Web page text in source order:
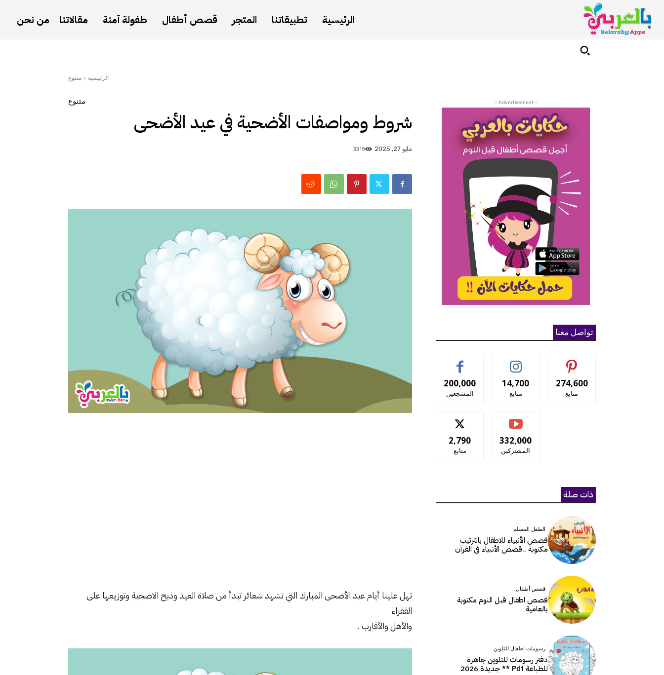
الرئيسية تطبيقاتنا المتجر قصص أطفال طفولة آمنة مقالاتنا من نحن
الرئيسية متنوع
متنوع
شروط ومواصفات الأضحية في عيد الأضحى
مايو 27, 2025 3319
تهل علينا أيام عيد الأضحى المبارك التي تشهد شعائر تبدأ من صلاة العيد وذبح الاضحية وتوزيعها على
الفقراء
والأهل والأقارب .
- Advertisement -
تواصل معنا
200,000
المشجعين
14,700
متابع
274,600
متابع
2,790
متابع
332,000
المشتركين
ذات صلة
الطفل المسلم
قصص الأنبياء للاطفال بالترتيب
مكتوبة ..قصص الأنبياء في القرآن
قصص أطفال
قصص اطفال قبل النوم مكتوبة
بالعامية
رسومات اطفال للتلوين
دفتر رسومات للتلوين جاهزة
للطباعة Pdf ** جديدة 2026